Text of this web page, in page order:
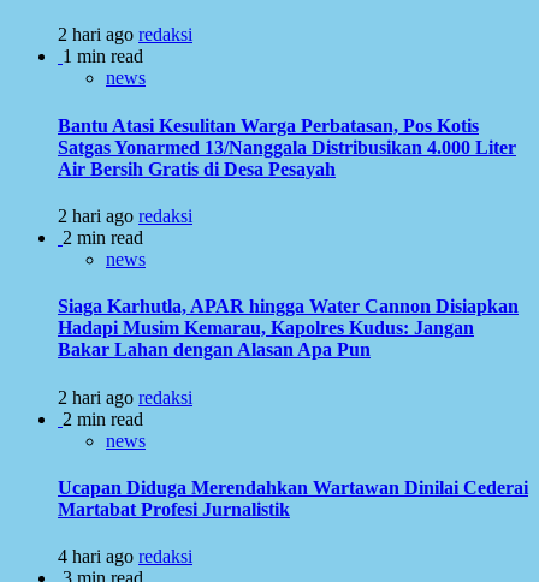
2 hari ago redaksi
1 min read
news
Bantu Atasi Kesulitan Warga Perbatasan, Pos Kotis
Satgas Yonarmed 13/Nanggala Distribusikan 4.000 Liter
Air Bersih Gratis di Desa Pesayah
2 hari ago redaksi
2 min read
news
Siaga Karhutla, APAR hingga Water Cannon Disiapkan
Hadapi Musim Kemarau, Kapolres Kudus: Jangan
Bakar Lahan dengan Alasan Apa Pun
2 hari ago redaksi
2 min read
news
Ucapan Diduga Merendahkan Wartawan Dinilai Cederai
Martabat Profesi Jurnalistik
4 hari ago redaksi
3 min read